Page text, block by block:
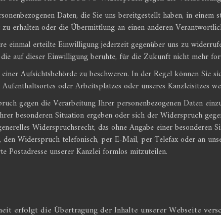
Daten, die Sie uns bereitgestellt haben, in einem
zu erhalten oder die Übermittlung an einen anderen
einmal erteilte Einwilligung jederzeit gegenüber uns zu
auf dieser Einwilligung beruhte, für die Zukunft nicht mehr
Aufsichtsbehörde zu beschweren. In der Regel können Sie
oder Arbeitsplatzes oder unseres Kanzleisitzes
gegen die Verarbeitung Ihrer personenbezogenen Daten
besonderen Situation ergeben oder sich der Widerspruch
Widerspruchsrecht, das ohne Angabe einer besonderen
Widerspruch telefonisch, per E-Mail, per Telefax oder an
Postadresse unserer Kanzlei formlos mitzuteilen.
erfolgt die Übertragung der Inhalte unserer Webseite